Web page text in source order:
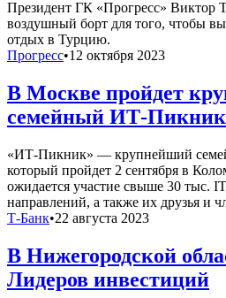
Президент ГК «Прогресс» Виктор
воздушный борт для того, чтобы
отдых в Турцию.
Прогресс•12 октября 2023
В Москве пройдет
семейный ИТ-Пикник
«ИТ-Пикник» — крупнейший
который пройдет 2 сентября в
ожидается участие свыше 30 тыс.
направлений, а также их друзья и
Т-Банк•22 августа 2023
В Нижегородской
Лидеров инвестиций